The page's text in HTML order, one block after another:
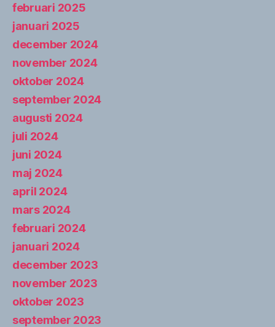
februari 2025
januari 2025
december 2024
november 2024
oktober 2024
september 2024
augusti 2024
juli 2024
juni 2024
maj 2024
april 2024
mars 2024
februari 2024
januari 2024
december 2023
november 2023
oktober 2023
september 2023